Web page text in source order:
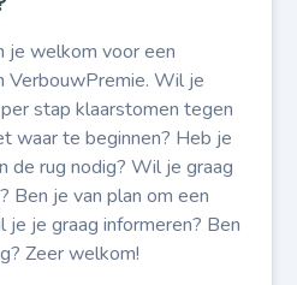
je welkom voor een
VerbouwPremie. Wil je
stap klaarstomen tegen
waar te beginnen? Heb je
de rug nodig? Wil je graag
Ben je van plan om een
je graag informeren? Ben
Zeer welkom!